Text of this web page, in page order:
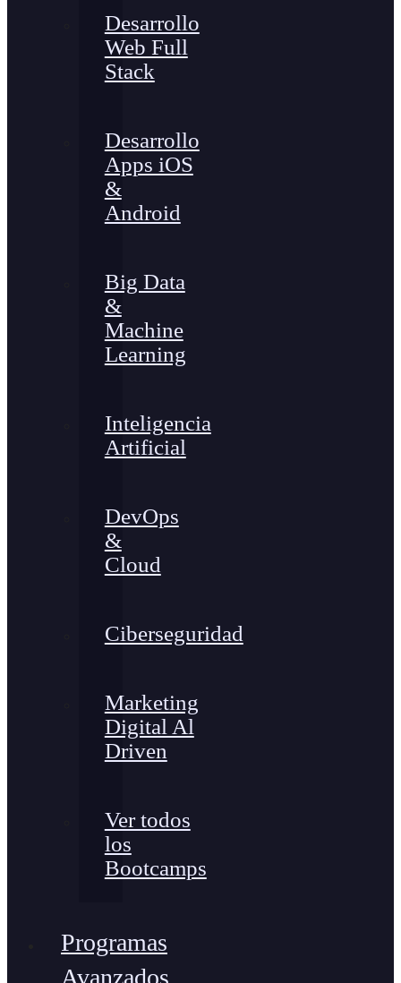
Desarrollo
Web Full
Stack
Desarrollo
Apps iOS
&
Android
Big Data
&
Machine
Learning
Inteligencia
Artificial
DevOps
&
Cloud
Ciberseguridad
Marketing
Digital Al
Driven
Ver todos
los
Bootcamps
Programas
Avanzados